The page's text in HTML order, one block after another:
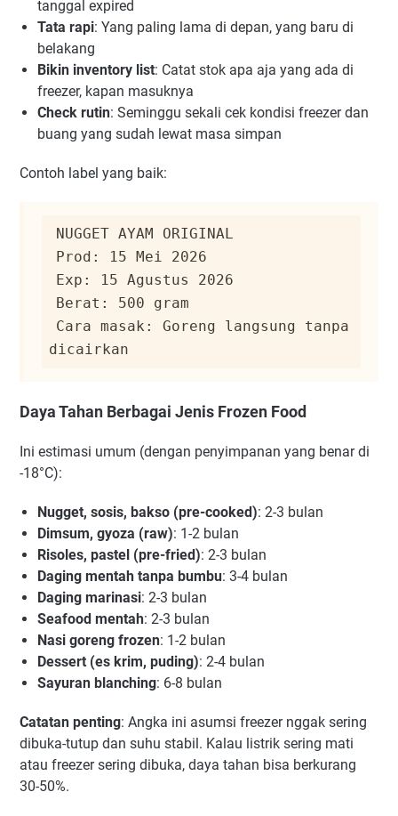
tanggal expired
Tata rapi: Yang paling lama di depan, yang baru di
belakang
Bikin inventory list: Catat stok apa aja yang ada di
freezer, kapan masuknya
Check rutin: Seminggu sekali cek kondisi freezer dan
buang yang sudah lewat masa simpan
Contoh label yang baik:
Cara masak: Goreng langsung tanpa
dicairkan
Daya Tahan Berbagai Jenis Frozen Food
Ini estimasi umum (dengan penyimpanan yang benar di
-18°C):
Nugget, sosis, bakso (pre-cooked): 2-3 bulan
Dimsum, gyoza (raw): 1-2 bulan
Risoles, pastel (pre-fried): 2-3 bulan
Daging mentah tanpa bumbu: 3-4 bulan
Daging marinasi: 2-3 bulan
Seafood mentah: 2-3 bulan
Nasi goreng frozen: 1-2 bulan
Dessert (es krim, puding): 2-4 bulan
Sayuran blanching: 6-8 bulan
Catatan penting: Angka ini asumsi freezer nggak sering
dibuka-tutup dan suhu stabil. Kalau listrik sering mati
atau freezer sering dibuka, daya tahan bisa berkurang
30-50%.